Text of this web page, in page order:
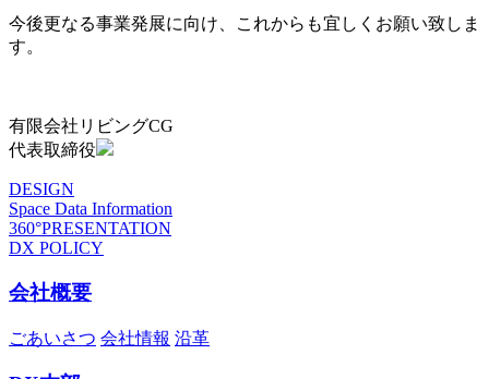
今後更なる事業発展に向け、これからも宜しくお願い致しま
す。
有限会社リビングCG
代表取締役
DESIGN
Space Data Information
360°PRESENTATION
DX POLICY
会社概要
ごあいさつ 会社情報 沿革